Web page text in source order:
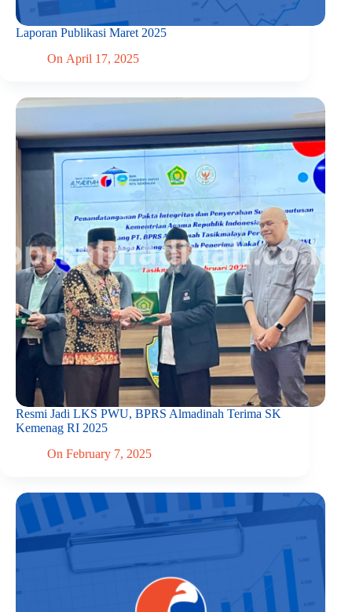
Laporan Publikasi Maret 2025
On April 17, 2025
Resmi Jadi LKS PWU, BPRS Almadinah Terima SK
Kemenag RI 2025
On February 7, 2025